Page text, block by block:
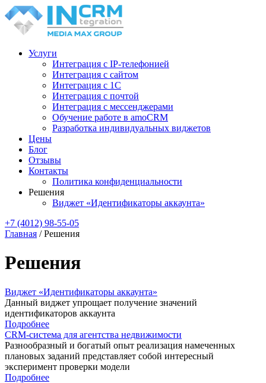
Услуги
Интеграция с IP-телефонией
Интеграция с сайтом
Интеграция с 1С
Интеграция c почтой
Интеграция с мессенджерами
Обучение работе в amoCRM
Разработка индивидуальных виджетов
Цены
Блог
Отзывы
Контакты
Политика конфиденциальности
Решения
Виджет «Идентификаторы аккаунта»
+7 (4012) 98-55-05
Главная / Решения
Решения
Виджет «Идентификаторы аккаунта»
Данный виджет упрощает получение значений
идентификаторов аккаунта
Подробнее
CRM-система для агентства недвижимости
Разнообразный и богатый опыт реализация намеченных
плановых заданий представляет собой интересный
эксперимент проверки модели
Подробнее